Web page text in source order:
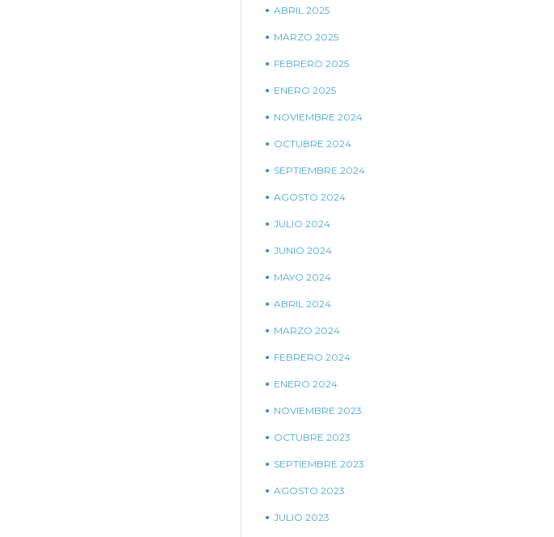
ABRIL 2025
MARZO 2025
FEBRERO 2025
ENERO 2025
NOVIEMBRE 2024
OCTUBRE 2024
SEPTIEMBRE 2024
AGOSTO 2024
JULIO 2024
JUNIO 2024
MAYO 2024
ABRIL 2024
MARZO 2024
FEBRERO 2024
ENERO 2024
NOVIEMBRE 2023
OCTUBRE 2023
SEPTIEMBRE 2023
AGOSTO 2023
JULIO 2023